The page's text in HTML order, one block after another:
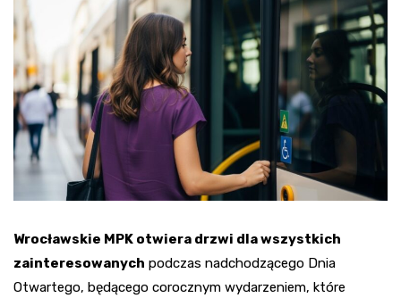
Wrocławskie MPK otwiera drzwi dla wszystkich
zainteresowanych podczas nadchodzącego Dnia
Otwartego, będącego corocznym wydarzeniem, które